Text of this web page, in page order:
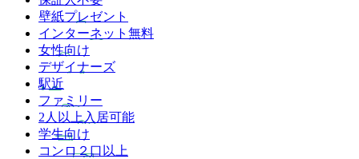
壁紙プレゼント
インターネット無料
女性向け
デザイナーズ
駅近
ファミリー
2人以上入居可能
学生向け
コンロ２口以上